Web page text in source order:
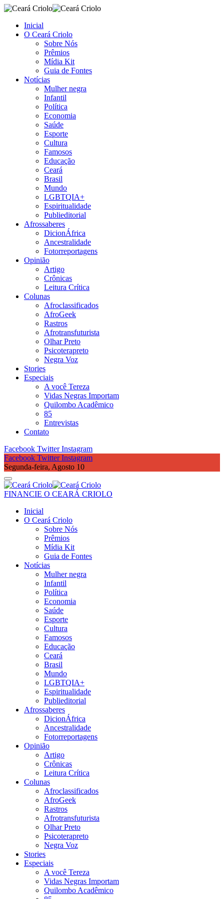
Inicial
O Ceará Criolo
Sobre Nós
Prêmios
Mídia Kit
Guia de Fontes
Notícias
Mulher negra
Infantil
Política
Economia
Saúde
Esporte
Cultura
Famosos
Educação
Ceará
Brasil
Mundo
LGBTQIA+
Espiritualidade
Publieditorial
Afrossaberes
DicionÁfrica
Ancestralidade
Fotorreportagens
Opinião
Artigo
Crônicas
Leitura Crítica
Colunas
Afroclassificados
AfroGeek
Rastros
Afrotransfuturista
Olhar Preto
Psicoterapreto
Negra Voz
Stories
Especiais
A você Tereza
Vidas Negras Importam
Quilombo Acadêmico
85
Entrevistas
Contato
Facebook Twitter Instagram
Facebook Twitter Instagram
Segunda-feira, Agosto 10
FINANCIE O CEARÁ CRIOLO
Inicial
O Ceará Criolo
Sobre Nós
Prêmios
Mídia Kit
Guia de Fontes
Notícias
Mulher negra
Infantil
Política
Economia
Saúde
Esporte
Cultura
Famosos
Educação
Ceará
Brasil
Mundo
LGBTQIA+
Espiritualidade
Publieditorial
Afrossaberes
DicionÁfrica
Ancestralidade
Fotorreportagens
Opinião
Artigo
Crônicas
Leitura Crítica
Colunas
Afroclassificados
AfroGeek
Rastros
Afrotransfuturista
Olhar Preto
Psicoterapreto
Negra Voz
Stories
Especiais
A você Tereza
Vidas Negras Importam
Quilombo Acadêmico